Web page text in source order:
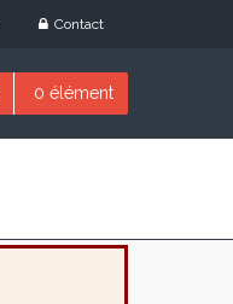
Contact
0 élément